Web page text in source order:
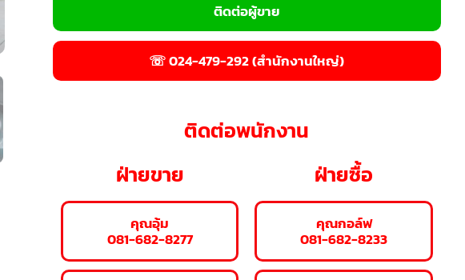
ติดต่อผู้ขาย
☏ 024-479-292 (สำนักงานใหญ่)
ติดต่อพนักงาน
ฝ่ายขาย
คุณอุ้ม
081-682-8277
ฝ่ายซื้อ
คุณกอล์ฟ
081-682-8233